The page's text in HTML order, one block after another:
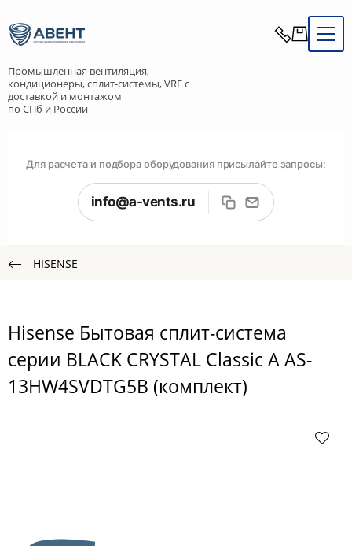
Промышленная вентиляция,
кондиционеры, сплит-системы, VRF с
доставкой и монтажом
по СПб и России
Для расчета и подбора оборудования присылайте запросы:
info@a-vents.ru
HISENSE
Hisense Бытовая сплит-система
серии BLACK CRYSTAL Classic A AS-
13HW4SVDTG5В (комплект)